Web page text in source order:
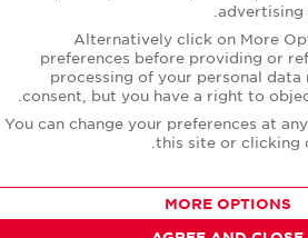
Alternatively click on More
preferences before providing or
processing of your personal
consent, but you have a right to
You can change your preferences at
this site or
.
MORE OPTIONS